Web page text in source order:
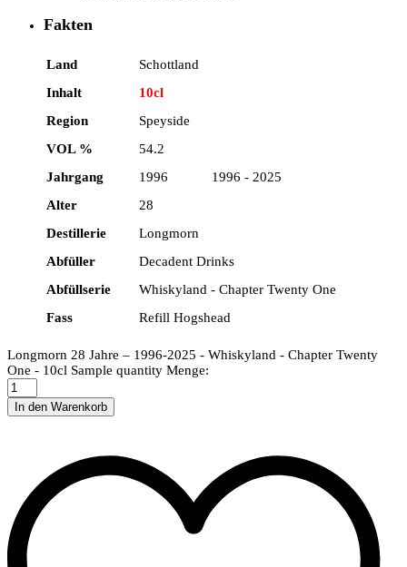
Fakten
Land
Schottland
Inhalt
10cl
Region
Speyside
VOL %
54.2
Jahrgang
1996 1996 - 2025
Alter
28
Destillerie
Longmorn
Abfüller
Decadent Drinks
Abfüllserie
Whiskyland - Chapter Twenty One
Fass
Refill Hogshead
Longmorn 28 Jahre – 1996-2025 - Whiskyland - Chapter Twenty
One - 10cl Sample quantity Menge:
In den Warenkorb